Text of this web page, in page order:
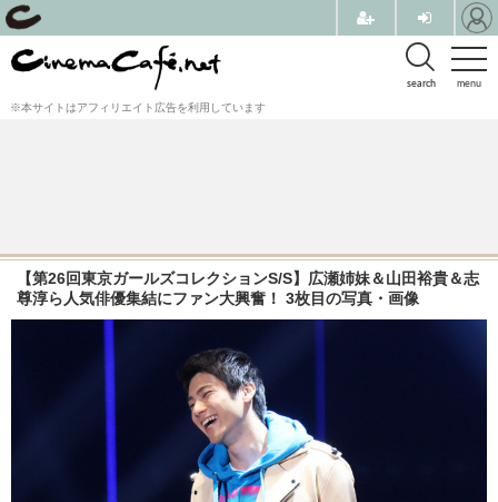
menu
search
※本サイトはアフィリエイト広告を利用しています
【第26回東京ガールズコレクションS/S】広瀬姉妹＆山田裕貴＆志
尊淳ら人気俳優集結にファン大興奮！ 3枚目の写真・画像